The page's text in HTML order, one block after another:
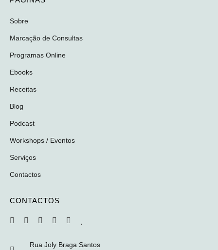
Sobre
Marcação de Consultas
Programas Online
Ebooks
Receitas
Blog
Podcast
Workshops / Eventos
Serviços
Contactos
CONTACTOS
Rua Joly Braga Santos